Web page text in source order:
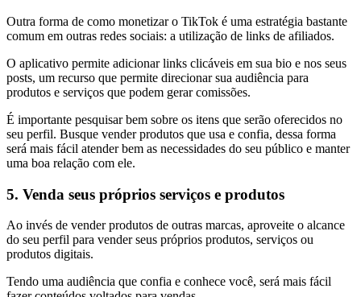
Outra forma de como monetizar o TikTok é uma estratégia bastante
comum em outras redes sociais: a utilização de links de afiliados.
O aplicativo permite adicionar links clicáveis em sua bio e nos seus
posts, um recurso que permite direcionar sua audiência para
produtos e serviços que podem gerar comissões.
É importante pesquisar bem sobre os itens que serão oferecidos no
seu perfil. Busque vender produtos que usa e confia, dessa forma
será mais fácil atender bem as necessidades do seu público e manter
uma boa relação com ele.
5. Venda seus próprios serviços e produtos
Ao invés de vender produtos de outras marcas, aproveite o alcance
do seu perfil para vender seus próprios produtos, serviços ou
produtos digitais.
Tendo uma audiência que confia e conhece você, será mais fácil